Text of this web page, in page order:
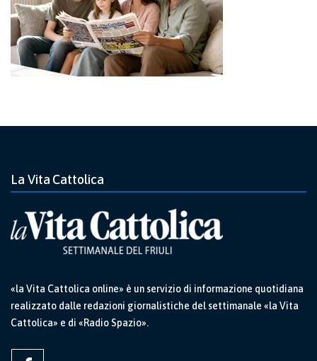
La Vita Cattolica
«la Vita Cattolica online» è un servizio di informazione quotidiana
realizzato dalle redazioni giornalistiche del settimanale «la Vita
Cattolica» e di «Radio Spazio».